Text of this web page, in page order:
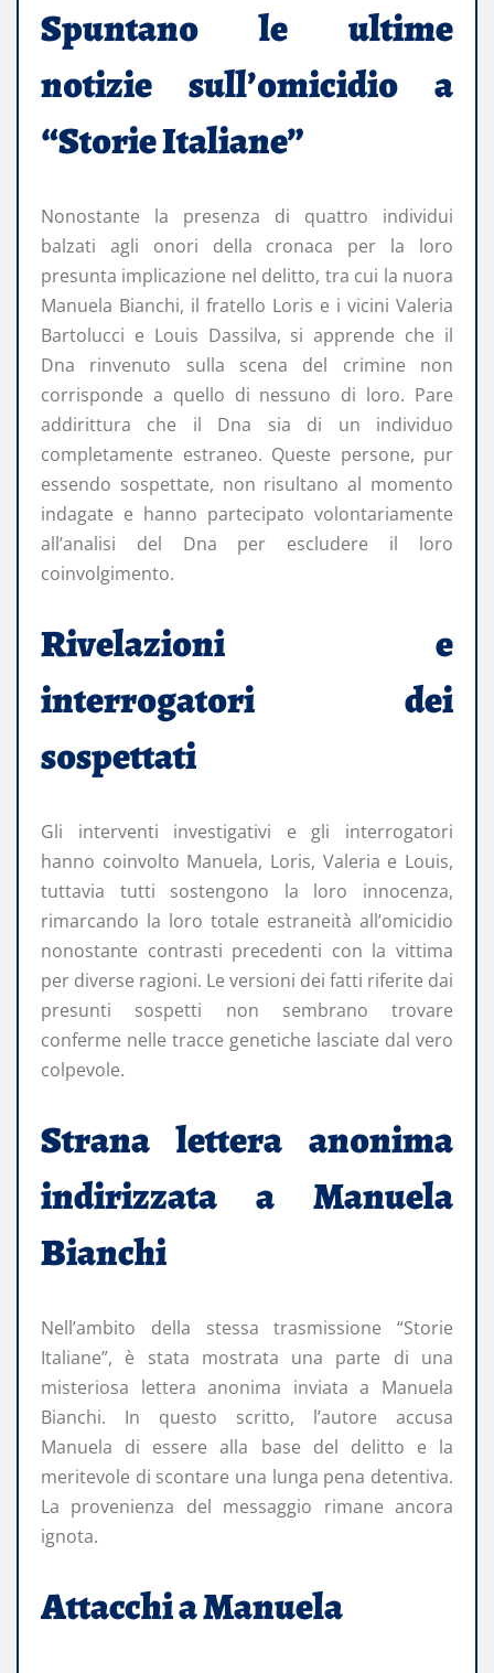
Spuntano le ultime
notizie sull’omicidio a
“Storie Italiane”
Nonostante la presenza di quattro individui
balzati agli onori della cronaca per la loro
presunta implicazione nel delitto, tra cui la nuora
Manuela Bianchi, il fratello Loris e i vicini Valeria
Bartolucci e Louis Dassilva, si apprende che il
Dna rinvenuto sulla scena del crimine non
corrisponde a quello di nessuno di loro. Pare
addirittura che il Dna sia di un individuo
completamente estraneo. Queste persone, pur
essendo sospettate, non risultano al momento
indagate e hanno partecipato volontariamente
all’analisi del Dna per escludere il loro
coinvolgimento.
Rivelazioni e
interrogatori dei
sospettati
Gli interventi investigativi e gli interrogatori
hanno coinvolto Manuela, Loris, Valeria e Louis,
tuttavia tutti sostengono la loro innocenza,
rimarcando la loro totale estraneità all’omicidio
nonostante contrasti precedenti con la vittima
per diverse ragioni. Le versioni dei fatti riferite dai
presunti sospetti non sembrano trovare
conferme nelle tracce genetiche lasciate dal vero
colpevole.
Strana lettera anonima
indirizzata a Manuela
Bianchi
Nell’ambito della stessa trasmissione “Storie
Italiane”, è stata mostrata una parte di una
misteriosa lettera anonima inviata a Manuela
Bianchi. In questo scritto, l’autore accusa
Manuela di essere alla base del delitto e la
meritevole di scontare una lunga pena detentiva.
La provenienza del messaggio rimane ancora
ignota.
Attacchi a Manuela